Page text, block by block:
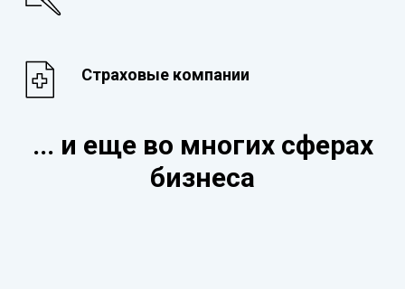
Страховые компании
... и еще во многих сферах
бизнеса